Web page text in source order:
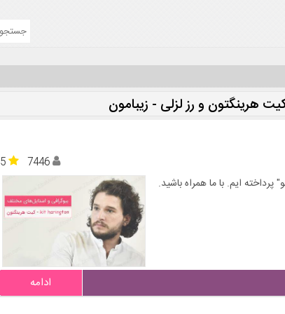
هرینگتون و رز لزلی - زیبامون
5
7446
ایم. با ما همراه باشید.
ادامه